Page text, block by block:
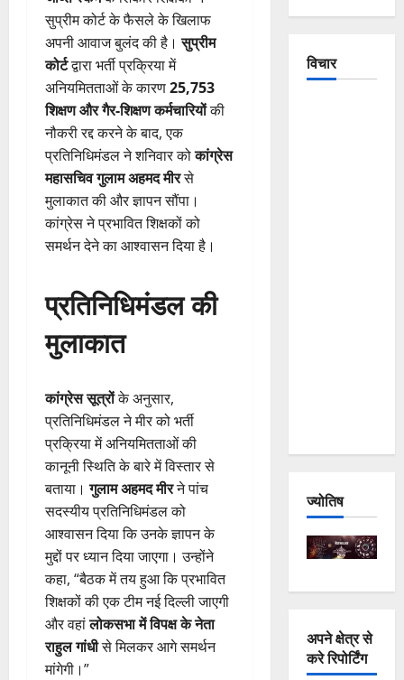
सुप्रीम कोर्ट के फैसले के खिलाफ
अपनी आवाज बुलंद की है।सुप्रीम
कोर्टद्वारा भर्ती प्रक्रिया में
अनियमितताओं के कारण25,753
शिक्षण और गैर-शिक्षण कर्मचारियोंकी
नौकरी रद्द करने के बाद, एक
प्रतिनिधिमंडल ने शनिवार कोकांग्रेस
महासचिव गुलाम अहमद मीरसे
मुलाकात की और ज्ञापन सौंपा।
कांग्रेस ने प्रभावित शिक्षकों को
समर्थन देने का आश्वासन दिया है।
प्रतिनिधिमंडल की
मुलाकात
कांग्रेस सूत्रोंके अनुसार,
प्रतिनिधिमंडल ने मीर को भर्ती
प्रक्रिया में अनियमितताओं की
कानूनी स्थिति के बारे में विस्तार से
बताया।गुलाम अहमद मीरने पांच
सदस्यीय प्रतिनिधिमंडल को
आश्वासन दिया कि उनके ज्ञापन के
मुद्दों पर ध्यान दिया जाएगा। उन्होंने
कहा, “बैठक में तय हुआ कि प्रभावित
शिक्षकों की एक टीम नई दिल्ली जाएगी
और वहांलोकसभा में विपक्ष के नेता
राहुल गांधीसे मिलकर आगे समर्थन
मांगेगी।”
विचार
ज्योतिष
अपने क्षेत्र से
करे रिपोर्टिंग